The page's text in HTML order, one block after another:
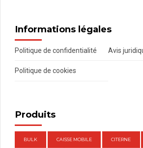
Informations légales
Politique de confidentialité Avis
Politique de cookies
Produits
BULK CAISSE MOBILE CITERNE